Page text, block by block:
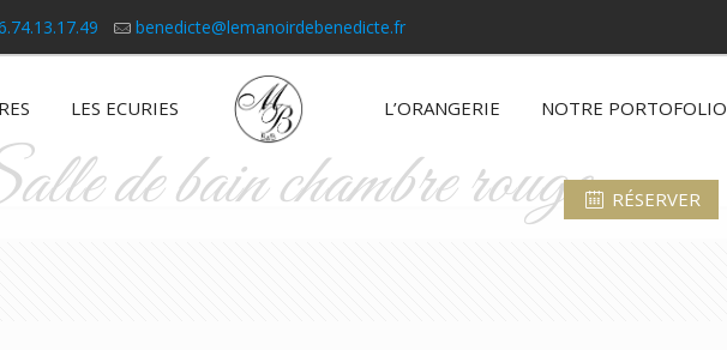
benedicte@lemanoirdebenedicte.fr
LES ECURIES L’ORANGERIE NOTRE PORTOFOLIO
RÉSERVER
de bain chambre rouge